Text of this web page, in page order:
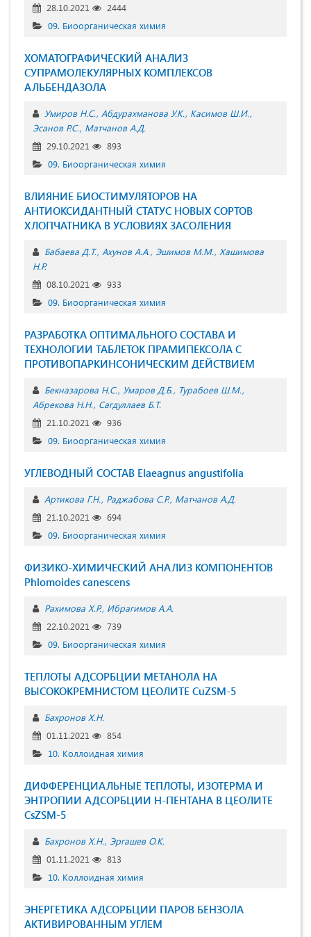
28.10.2021
2444
09. Биоорганическая химия
ХОМАТОГРАФИЧЕСКИЙ АНАЛИЗ
СУПРАМОЛЕКУЛЯРНЫХ КОМПЛЕКСОВ
АЛЬБЕНДАЗОЛА
Умиров Н.С. Абдурахманова У.К. Касимов Ш.И.
Эсанов Р.С. Матчанов А.Д.
29.10.2021
893
09. Биоорганическая химия
ВЛИЯНИЕ БИОСТИМУЛЯТОРОВ НА
АНТИОКСИДАНТНЫЙ СТАТУС НОВЫХ СОРТОВ
ХЛОПЧАТНИКА В УСЛОВИЯХ ЗАСОЛЕНИЯ
Бабаева Д.Т. Ахунов А.А. Эшимов М.М. Хашимова
Н.Р.
08.10.2021
933
09. Биоорганическая химия
РАЗРАБОТКА ОПТИМАЛЬНОГО СОСТАВА И
ТЕХНОЛОГИИ ТАБЛЕТОК ПРАМИПЕКСОЛА С
ПРОТИВОПАРКИНСОНИЧЕСКИМ ДЕЙСТВИЕМ
Бекназарова Н.С. Умаров Д.Б.
Турабоев Ш.М.
Абрекова Н.Н. Сагдуллаев Б.Т.
21.10.2021
936
09. Биоорганическая химия
УГЛЕВОДНЫЙ СОСТАВ Elaeagnus angustifolia
Артикова Г.Н. Раджабова С.Р. Матчанов А.Д.
21.10.2021
694
09. Биоорганическая химия
ФИЗИКО-ХИМИЧЕСКИЙ АНАЛИЗ КОМПОНЕНТОВ
Phlomoides canescens
Рахимова Х.Р. Ибрагимов А.А.
22.10.2021
739
09. Биоорганическая химия
ТЕПЛОТЫ АДСОРБЦИИ МЕТАНОЛА НА
ВЫСОКОКРЕМНИСТОМ ЦЕОЛИТЕ CuZSM-5
Бахронов Х.Н.
01.11.2021
854
10. Коллоидная химия
ДИФФЕРЕНЦИАЛЬНЫЕ ТЕПЛОТЫ, ИЗОТЕРМА И
ЭНТРОПИИ АДСОРБЦИИ Н-ПЕНТАНА В ЦЕОЛИТЕ
CsZSM-5
Бахронов Х.Н. Эргашев О.К.
01.11.2021
813
10. Коллоидная химия
ЭНЕРГЕТИКА АДСОРБЦИИ ПАРОВ БЕНЗОЛА
АКТИВИРОВАННЫМ УГЛЕМ